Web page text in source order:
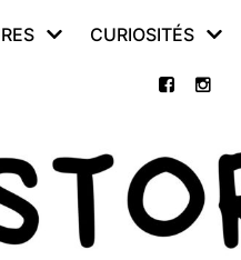
CURIOSITÉS